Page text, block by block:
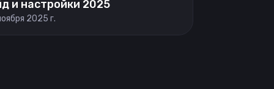
и настройки 2025
2025 г.